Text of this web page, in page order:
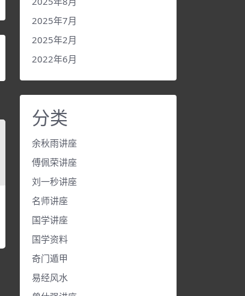
2025年7月
2025年2月
2022年6月
分类
余秋雨讲座
傅佩荣讲座
刘一秒讲座
名师讲座
国学讲座
国学资料
奇门遁甲
易经风水